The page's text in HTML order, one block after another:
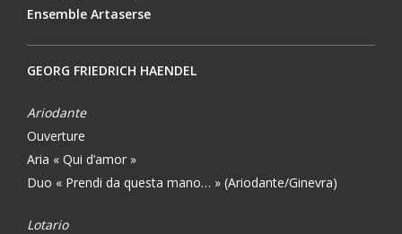
Ensemble Artaserse
GEORG FRIEDRICH HAENDEL
Ariodante
Ouverture
Aria « Qui d’amor »
Duo « Prendi da questa mano… » (Ariodante/Ginevra)
Lotario